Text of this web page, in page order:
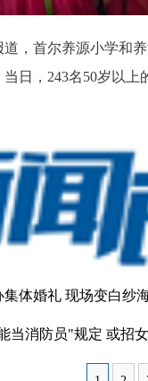
首尔养源小学和养
日，243名50岁以上
集体婚礼 现场变白纱
当消防员"规定 或招